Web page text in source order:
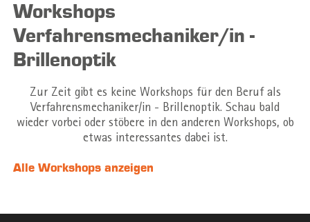
Workshops
Verfahrensmechaniker/in -
Brillenoptik
Zur Zeit gibt es keine Workshops für den Beruf als
Verfahrensmechaniker/in - Brillenoptik. Schau bald
wieder vorbei oder stöbere in den anderen Workshops, ob
etwas interessantes dabei ist.
Alle Workshops anzeigen